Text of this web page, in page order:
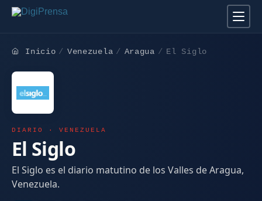
Inicio Venezuela Aragua El Siglo
DIARIO · VENEZUELA
El Siglo
El Siglo es el diario matutino de los Valles de Aragua,
Venezuela.